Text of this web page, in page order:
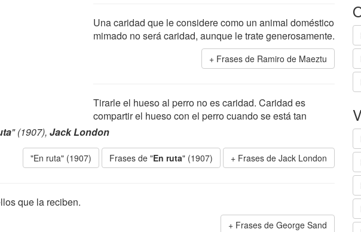
Una caridad que le considere como un animal doméstico
mimado no será caridad, aunque le trate generosamente.
Frases de Ramiro de Maeztu
Tirarle el hueso al perro no es caridad. Caridad es
compartir el hueso con el perro cuando se está tan
" (1907), Jack London
"En ruta" (1907) Frases de "En ruta" (1907) Frases de Jack London
que la reciben.
Frases de George Sand